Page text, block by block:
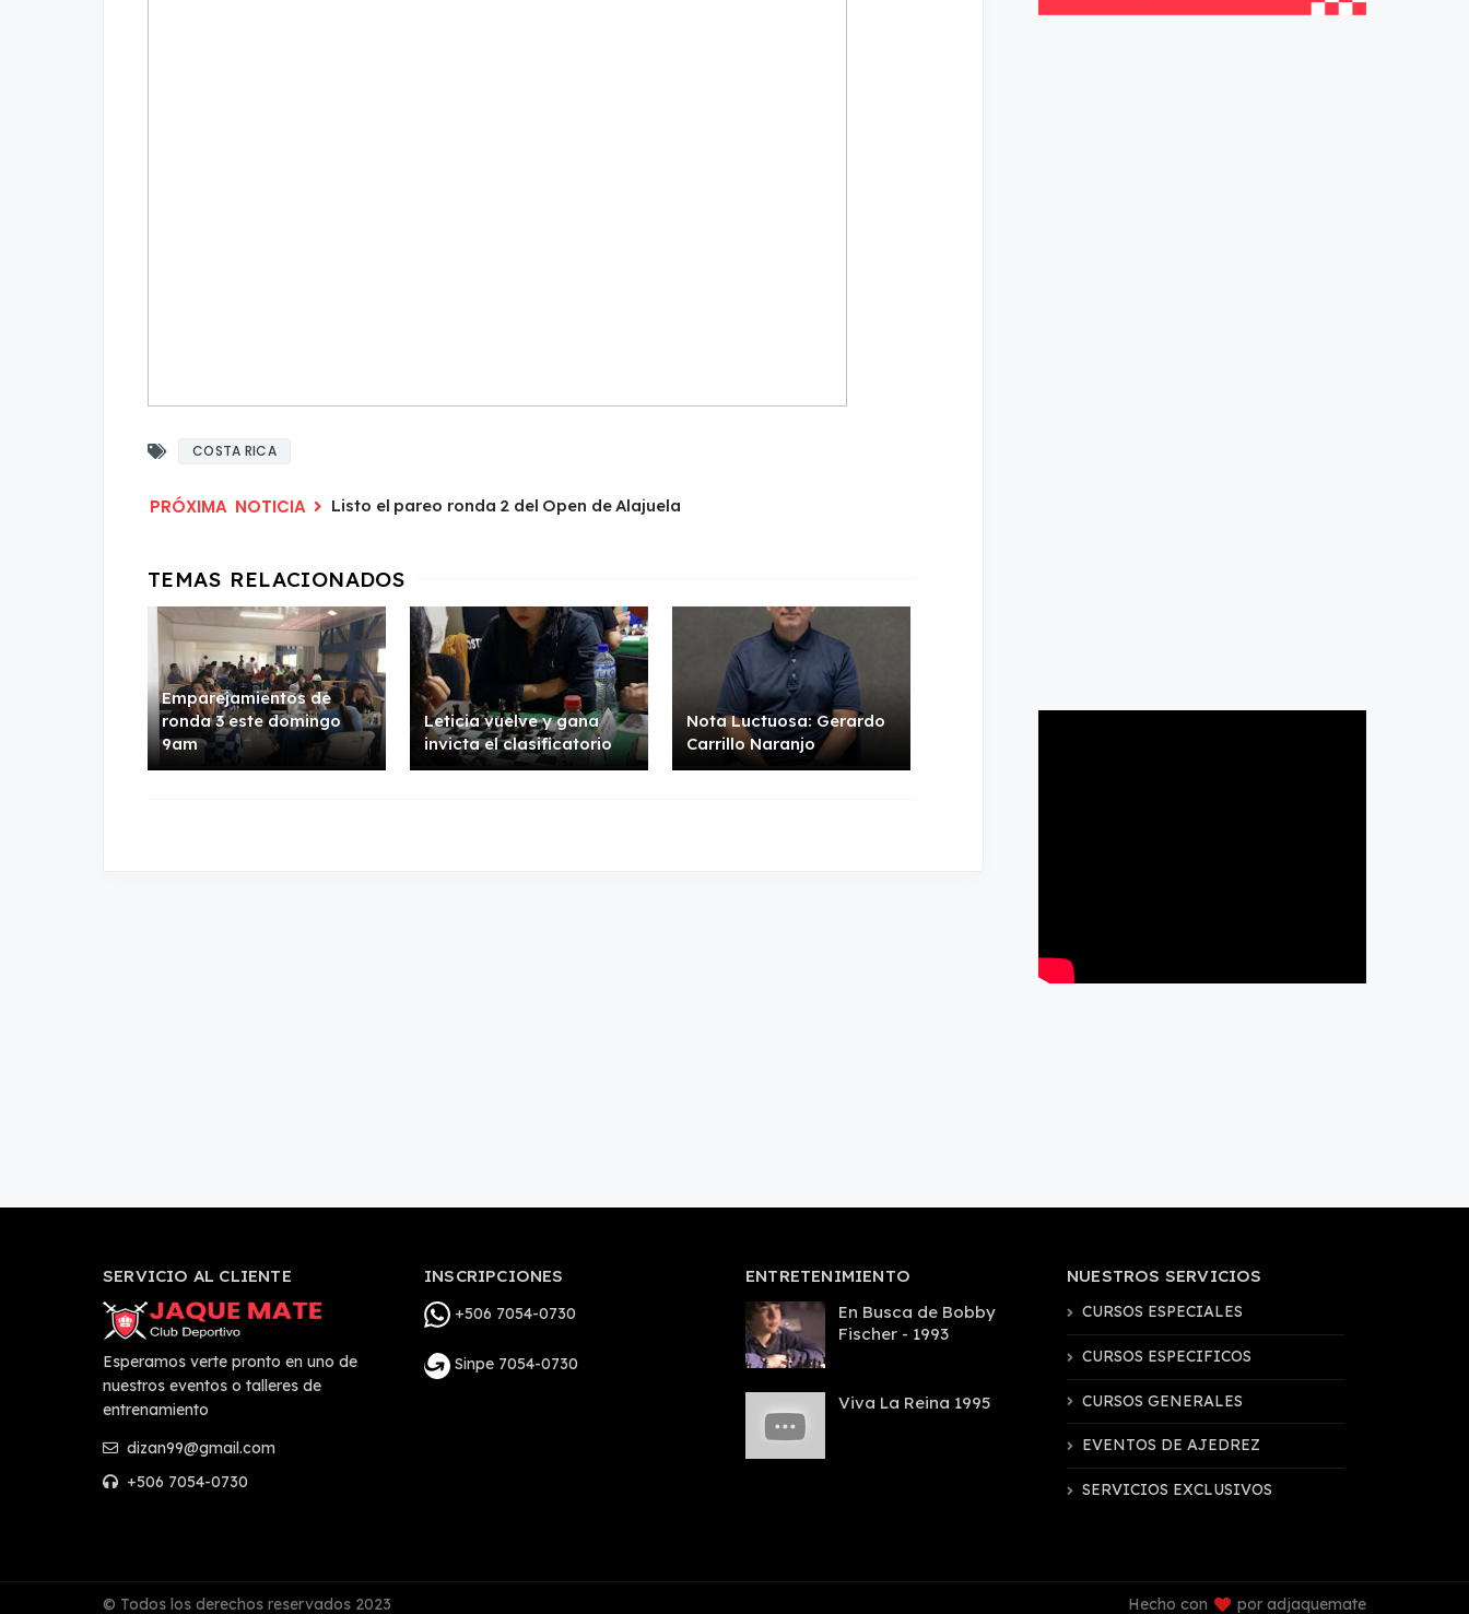
COSTA RICA
Listo el pareo ronda 2 del Open de Alajuela
Emparejamientos de
ronda 3 este domingo
9am
Leticia vuelve y gana
invicta el clasificatorio
Nota Luctuosa: Gerardo
Carrillo Naranjo
SERVICIO AL CLIENTE
Esperamos verte pronto en uno de
nuestros eventos o talleres de
entrenamiento
dizan99@gmail.com
+506 7054-0730
INSCRIPCIONES
+506 7054-0730
Sinpe 7054-0730
ENTRETENIMIENTO
En Busca de Bobby
Fischer - 1993
Viva La Reina 1995
NUESTROS SERVICIOS
CURSOS ESPECIALES
CURSOS ESPECIFICOS
CURSOS GENERALES
EVENTOS DE AJEDREZ
SERVICIOS EXCLUSIVOS
© Todos los derechos reservados 2023 Hecho con por adjaquemate